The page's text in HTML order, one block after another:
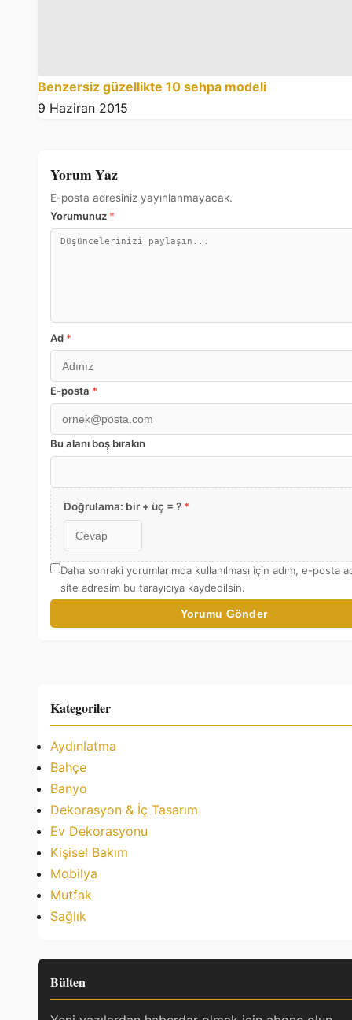
Benzersiz güzellikte 10 sehpa modeli
9 Haziran 2015
Yorum Yaz
E-posta adresiniz yayınlanmayacak.
Yorumunuz *
Ad *
E-posta *
Bu alanı boş bırakın
Doğrulama: bir + üç = ? *
Daha sonraki yorumlarımda kullanılması için adım, e-posta
site adresim bu tarayıcıya kaydedilsin.
Yorumu Gönder
Kategoriler
Aydınlatma
Bahçe
Banyo
Dekorasyon & İç Tasarım
Ev Dekorasyonu
Kişisel Bakım
Mobilya
Mutfak
Sağlık
Bülten